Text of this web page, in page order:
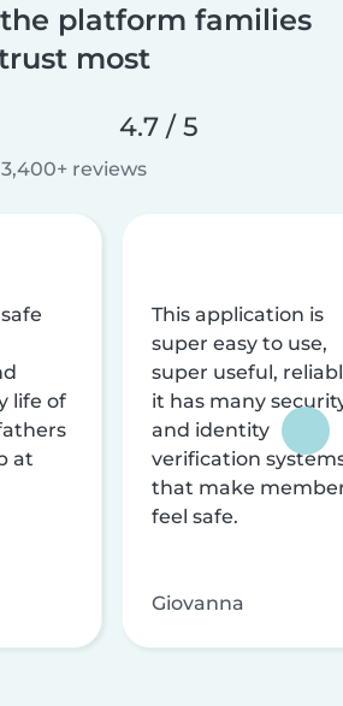
platform families
most
4.7 / 5
3,400+ reviews
life of
at
This application is
super easy to use,
super useful,
it has many
and identity
verification
that make
feel safe.
Giovanna